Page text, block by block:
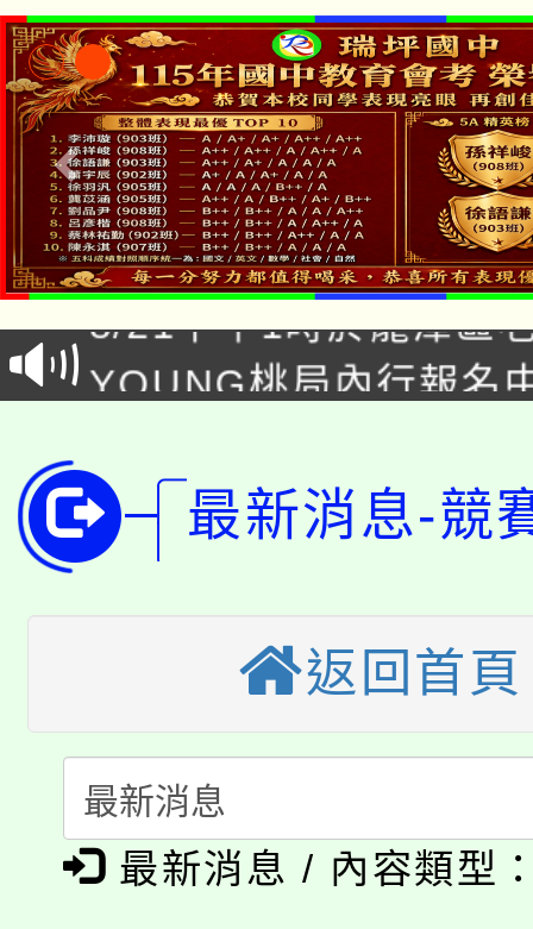
「本色祭」8/29、30在
場熱烈登場!
8/21下午1時於龍潭區
徵才活動。
YOUNG桃局內行報名
開!
115年桃園市運動會8/
田徑場及游泳池舉行。
桃園市低收入戶享有免
視費優惠，中低收入戶
半價優惠，詳情可洽有
者。
份教師增能研習
大溪自造教育及科技
份教師研習
淨零綠生活教案入校路
會
115年食農教育專業人
程
「本色祭」8/29、30在
8/21下午1時於龍潭區
最新消息-競
返回首頁
最新消息 / 內容類型